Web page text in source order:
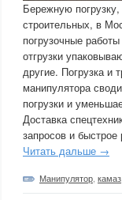
Бережную
строительных, в
погрузочные
отгрузки
другие. Погрузка и
манипулятора
погрузки и
Доставка
запросов и
Читать дальше →
Манипулятор камаз